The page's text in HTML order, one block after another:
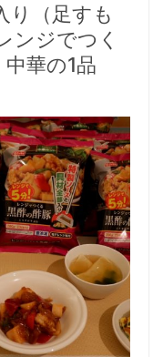
り（足すも
ンジでつく
華の1品